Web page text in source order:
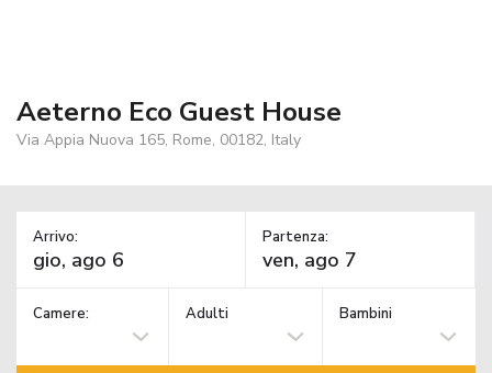
Aeterno Eco Guest House
Via Appia Nuova 165, Rome, 00182, Italy
Arrivo: Partenza:
Camere: Adulti Bambini